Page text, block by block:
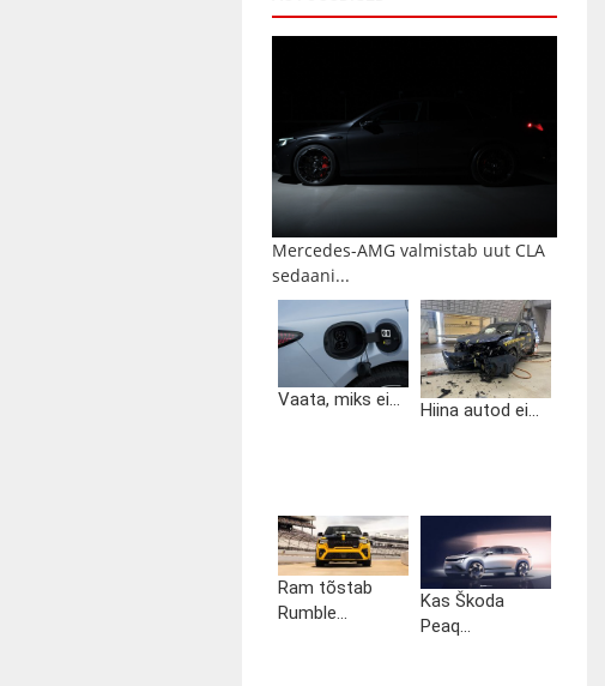
Mercedes-AMG valmistab uut CLA
sedaani...
Vaata, miks ei...
Hiina autod ei...
Ram tõstab
Rumble...
Kas Škoda
Peaq...